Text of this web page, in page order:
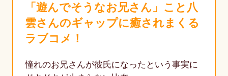
「遊んでそうなお兄さん」こと八
雲さんのギャップに癒されまくる
ラブコメ！
憧れのお兄さんが彼氏になったという事実に